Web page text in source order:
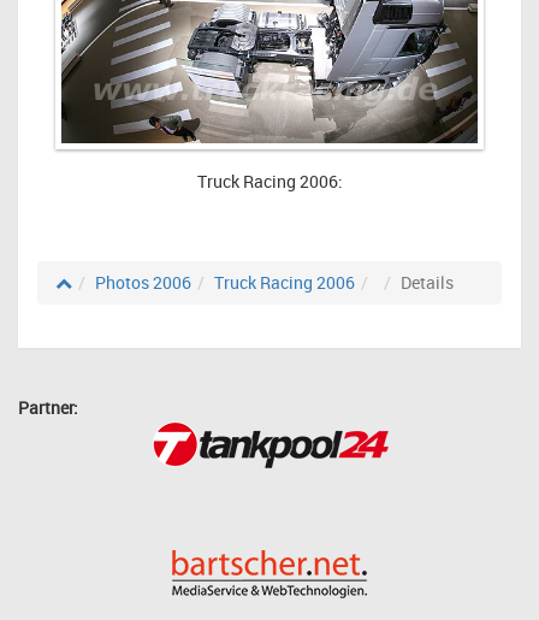
Truck Racing 2006:
Photos 2006 Truck Racing 2006 Details
Partner: